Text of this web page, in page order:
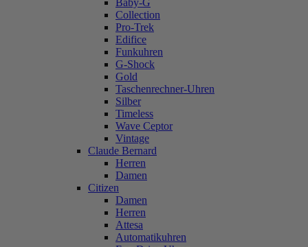
Baby-G
Collection
Pro-Trek
Edifice
Funkuhren
G-Shock
Gold
Taschenrechner-Uhren
Silber
Timeless
Wave Ceptor
Vintage
Claude Bernard
Herren
Damen
Citizen
Damen
Herren
Attesa
Automatikuhren